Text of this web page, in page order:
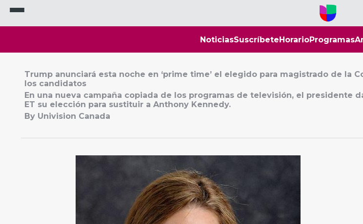
NoticiasSuscríbeteHorarioProgramas
Trump anunciará esta noche en ‘prime time’ el elegido para magistrado de la
los candidatos
En una nueva campaña copiada de los programas de televisión, el presidente
ET su elección para sustituir a Anthony Kennedy.
By Univision Canada